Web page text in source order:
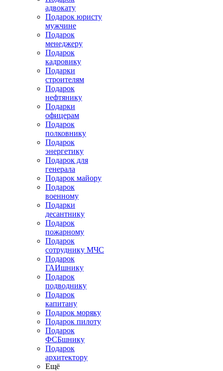
адвокату
Подарок юристу
мужчине
Подарок
менеджеру
Подарок
кадровику
Подарки
строителям
Подарок
нефтянику
Подарки
офицерам
Подарок
полковнику
Подарок
энергетику
Подарок для
генерала
Подарок майору
Подарок
военному
Подарки
десантнику
Подарок
пожарному
Подарок
сотруднику МЧС
Подарок
ГАИшнику
Подарок
подводнику
Подарок
капитану
Подарок моряку
Подарок пилоту
Подарок
ФСБшнику
Подарок
архитектору
Ещё